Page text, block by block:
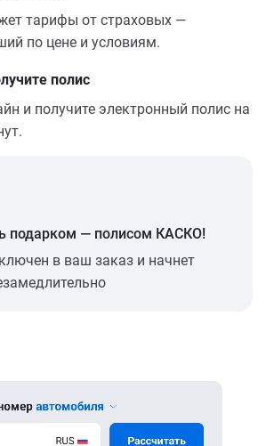
тарифы от страховых —
по цене и условиям.
полис
и получите электронный полис на
подарком — полисом КАСКО!
в ваш заказ и начнет